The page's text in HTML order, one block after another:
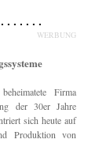
. . . . . .
WERBUNG
Firma
der 30er Jahre
sich heute auf
Produktion von